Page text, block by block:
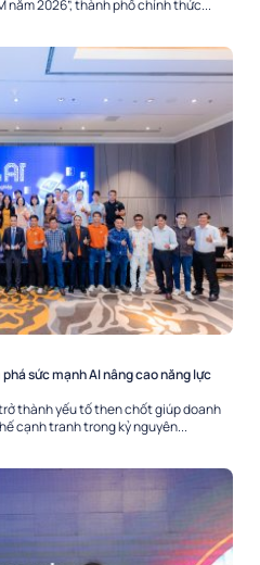
năm 2026”, thành phố chính thức...
sức mạnh AI nâng cao năng lực
thành yếu tố then chốt giúp doanh
cạnh tranh trong kỷ nguyên...